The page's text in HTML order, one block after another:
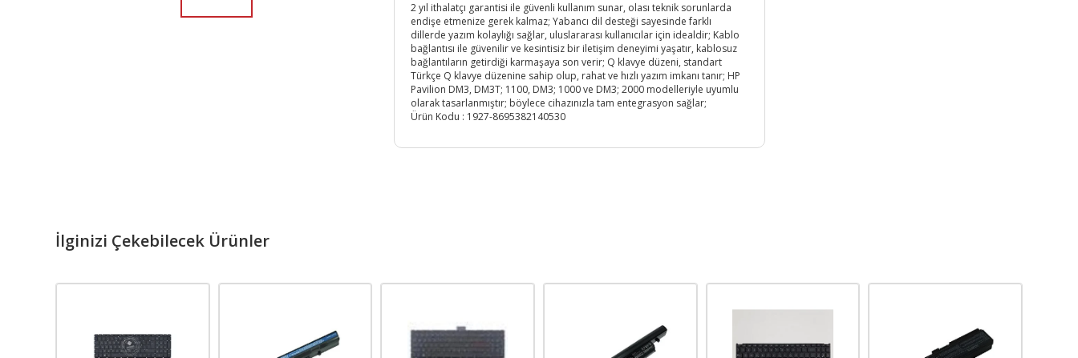
2 yıl ithalatçı garantisi ile güvenli kullanım sunar, olası teknik sorunlarda
endişe etmenize gerek kalmaz; Yabancı dil desteği sayesinde farklı
dillerde yazım kolaylığı sağlar, uluslararası kullanıcılar için idealdir; Kablo
bağlantısı ile güvenilir ve kesintisiz bir iletişim deneyimi yaşatır, kablosuz
bağlantıların getirdiği karmaşaya son verir; Q klavye düzeni, standart
Türkçe Q klavye düzenine sahip olup, rahat ve hızlı yazım imkanı tanır; HP
Pavilion DM3, DM3T; 1100, DM3; 1000 ve DM3; 2000 modelleriyle uyumlu
olarak tasarlanmıştır; böylece cihazınızla tam entegrasyon sağlar;
Ürün Kodu : 1927-8695382140530
İlginizi Çekebilecek Ürünler